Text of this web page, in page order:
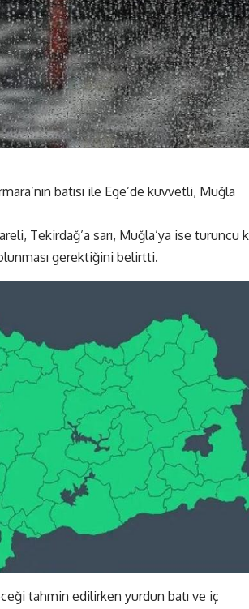
batısı ile Ege’de kuvvetli, Muğla
Tekirdağ’a sarı, Muğla’ya ise turuncu
gerektiğini belirtti.
tahmin edilirken yurdun batı ve iç